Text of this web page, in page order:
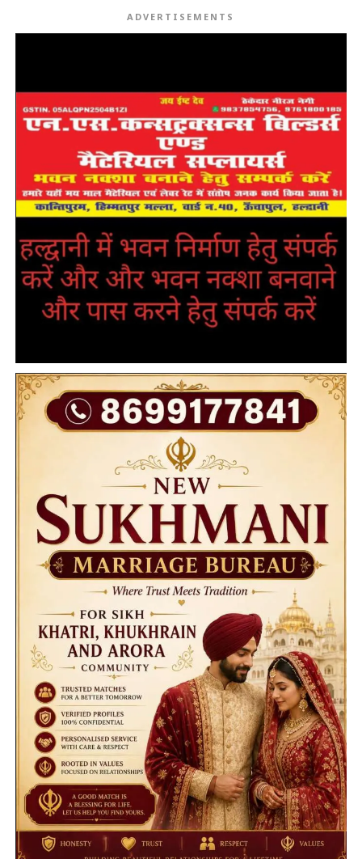
ADVERTISEMENTS